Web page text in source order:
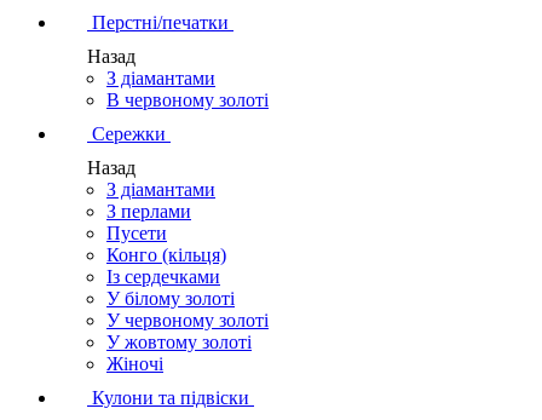
Перстні/печатки
Назад
З діамантами
В червоному золоті
Сережки
Назад
З діамантами
З перлами
Пусети
Конго (кільця)
Із сердечками
У білому золоті
У червоному золоті
У жовтому золоті
Жіночі
Кулони та підвіски